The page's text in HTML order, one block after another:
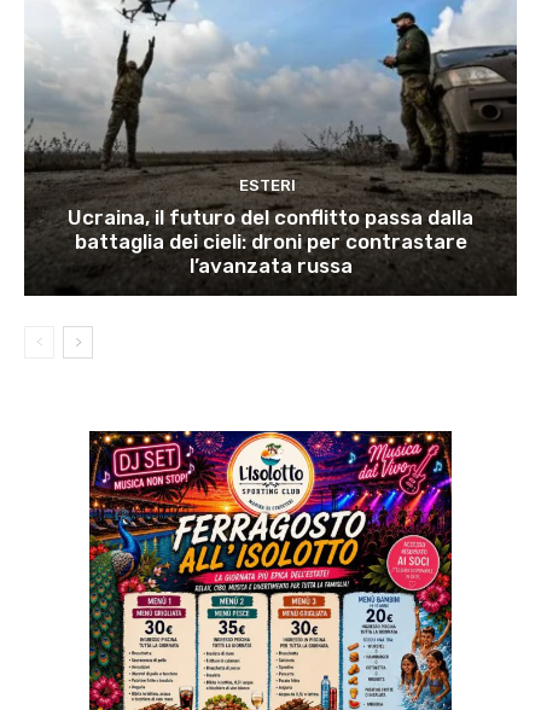
ESTERI
Ucraina, il futuro del conflitto passa dalla
battaglia dei cieli: droni per contrastare
l’avanzata russa